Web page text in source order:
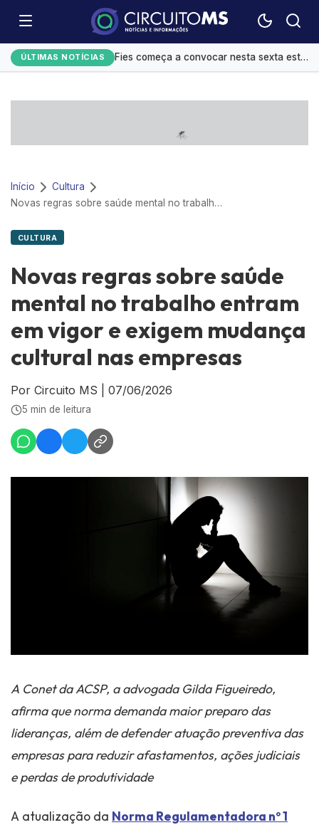
ÚLTIMAS NOTÍCIAS Fies começa a convocar nesta sexta estudantes em lista de espera
Mato Grosso do Sul amplia ações de alfabetização infantil
Início
Cultura
Novas regras sobre saúde mental no trabalho entram em vigor e exigem mudança cultural nas empresas
CULTURA
Novas regras sobre saúde
mental no trabalho entram
em vigor e exigem mudança
cultural nas empresas
Por Circuito MS 07/06/2026
5 min de leitura
A Conet da ACSP, a advogada Gilda Figueiredo,
afirma que norma demanda maior preparo das
lideranças, além de defender atuação preventiva das
empresas para reduzir afastamentos, ações judiciais
e perdas de produtividade
A atualização da Norma Regulamentadora nº 1